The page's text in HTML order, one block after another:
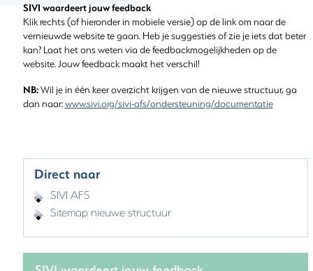
SIVI waardeert jouw feedback
Klik rechts (of hieronder in mobiele versie) op de link om naar de
vernieuwde website te gaan. Heb je suggesties of zie je iets dat beter
kan? Laat het ons weten via de feedbackmogelijkheden op de
website. Jouw feedback maakt het verschil!
NB:Wil je in één keer overzicht krijgen van de nieuwe structuur, ga
dan naar:www.sivi.org/sivi-afs/ondersteuning/documentatie
Direct naar
SIVI AFS
Sitemap nieuwe structuur